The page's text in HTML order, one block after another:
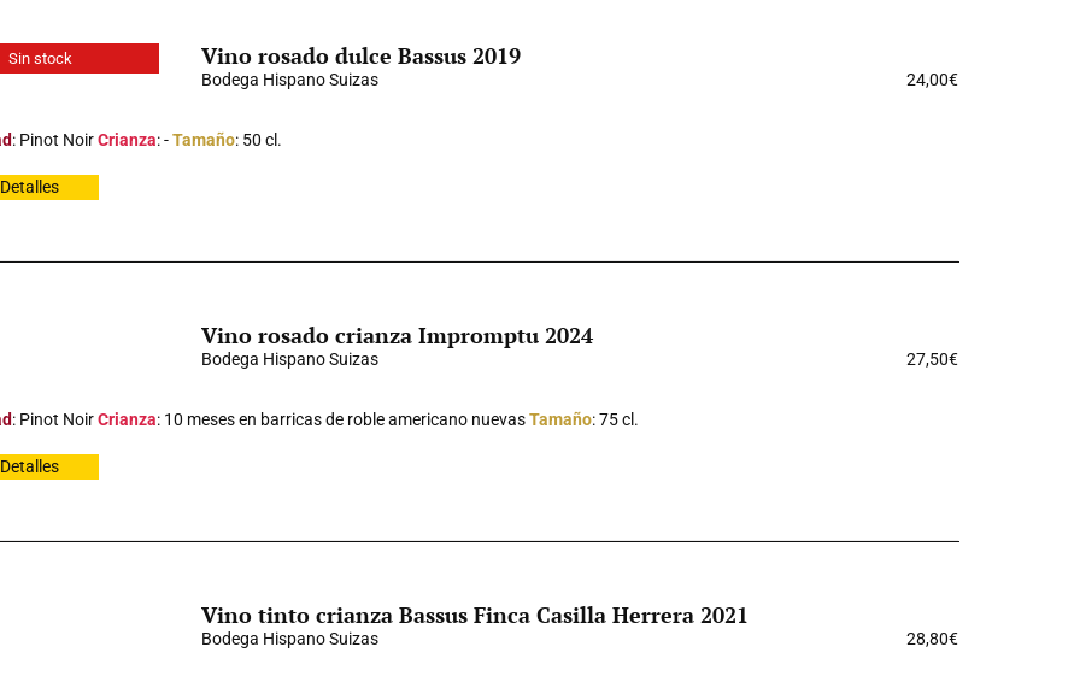
Sin stock Vino rosado dulce Bassus 2019
Bodega Hispano Suizas 24,00€
: Pinot NoirCrianza: -Tamaño: 50 cl.
Detalles
Vino rosado crianza Impromptu 2024
Bodega Hispano Suizas 27,50€
: Pinot NoirCrianza: 10 meses en barricas de roble americano nuevasTamaño: 75 cl.
Detalles
Vino tinto crianza Bassus Finca Casilla Herrera 2021
Bodega Hispano Suizas 28,80€